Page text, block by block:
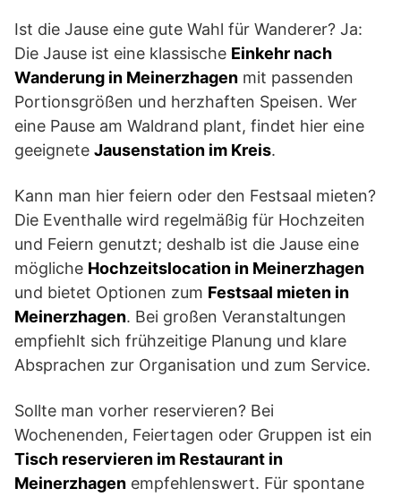
Ist die Jause eine gute Wahl für Wanderer? Ja:
Die Jause ist eine klassische Einkehr nach
Wanderung in Meinerzhagen mit passenden
Portionsgrößen und herzhaften Speisen. Wer
eine Pause am Waldrand plant, findet hier eine
geeignete Jausenstation im Kreis.
Kann man hier feiern oder den Festsaal mieten?
Die Eventhalle wird regelmäßig für Hochzeiten
und Feiern genutzt; deshalb ist die Jause eine
mögliche Hochzeitslocation in Meinerzhagen
und bietet Optionen zum Festsaal mieten in
Meinerzhagen. Bei großen Veranstaltungen
empfiehlt sich frühzeitige Planung und klare
Absprachen zur Organisation und zum Service.
Sollte man vorher reservieren? Bei
Wochenenden, Feiertagen oder Gruppen ist ein
Tisch reservieren im Restaurant in
Meinerzhagen empfehlenswert. Für spontane